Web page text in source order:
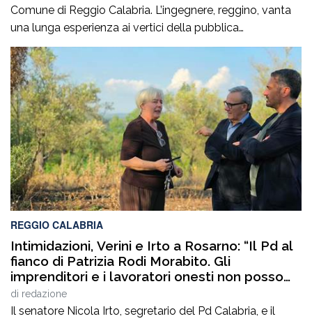
Comune di Reggio Calabria. L’ingegnere, reggino, vanta
una lunga esperienza ai vertici della pubblica
amministrazione e della gestione delle infrastrutture in
Calabria ed in Sicilia. È stato Vice Direttore regionale
Anas Sicilia, Capo Compartimento Anas Calabria,
Direttore generale della Regione Calabria e Direttore
generale della ItalConsult Spa, […]
REGGIO CALABRIA
Intimidazioni, Verini e Irto a Rosarno: “Il Pd al
fianco di Patrizia Rodi Morabito. Gli
imprenditori e i lavoratori onesti non posso
essere lasciati da soli”
di redazione
Il senatore Nicola Irto, segretario del Pd Calabria, e il